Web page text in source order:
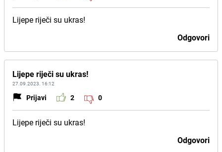
Lijepe riječi su ukras!
Odgovori
Lijepe riječi su ukras!
27.09.2023. 16:12
Prijavi 2 0
Lijepe riječi su ukras!
Odgovori